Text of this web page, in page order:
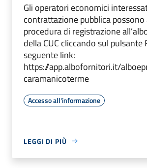
Gli operatori economici
contrattazione pubblica possono
procedura di registrazione
della CUC cliccando sul pulsante
seguente link:
https://app.albofornitori.it/
caramanicoterme
Accesso all'informazione
LEGGI DI PIÙ